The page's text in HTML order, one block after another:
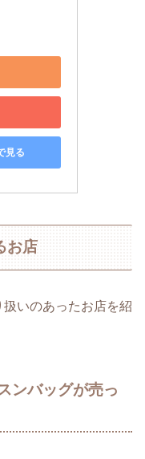
見る
お店
いのあったお店を紹
ンバッグが売っ